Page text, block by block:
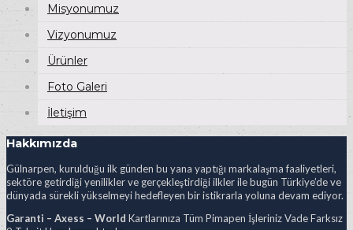
Misyonumuz
Vizyonumuz
Ürünler
Foto Galeri
İletişim
Hakkımızda
Gülnarpen, kurulduğu ilk günden bu yana yaptığı markalaşma faaliyetleri,
sektöre getirdiği yenilikler ve gerçekleştirdiği ilkler ile bugün Türkiye’de ve
dünyada sürekli yükselmeyi hedefleyen bir istikrarla yoluna devam ediyor.
Garanti – Axess – World Kartlarınıza Tüm Pimapen İşleriniz Vade Farksız